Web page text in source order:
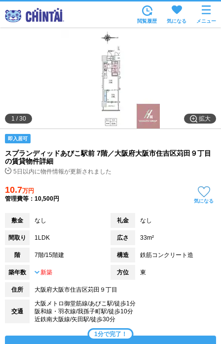
沿線・駅から
住所から
家賃相場から
通勤通学時間から
物件特集から
不動産会社から
閲覧履歴 気になる メニュー
拡大
1 /30
即入居可
スプランディッドあびこ駅前 7階／大阪府大阪市住吉区苅田９丁目
の賃貸物件詳細
5日以内に物件情報が更新されました
10.7万円
管理費等：10,500円
気になる
敷金 なし 礼金 なし
間取り 1LDK 広さ 33m²
階 7階/15階建 構造 鉄筋コンクリート造
築年数 新築 方位 東
住所 大阪府大阪市住吉区苅田９丁目
交通
大阪メトロ御堂筋線/あびこ駅/徒歩1分
阪和線・羽衣線/我孫子町駅/徒歩10分
近鉄南大阪線/矢田駅/徒歩30分
1分で完了！